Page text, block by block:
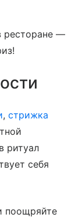
ресторане —
, стрижка
ритуал
себя
поощряйте